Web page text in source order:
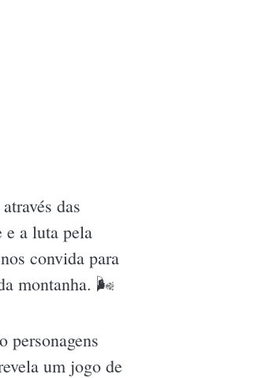
das
e a luta pela
convida para
montanha. 🌬
personagens
um jogo de